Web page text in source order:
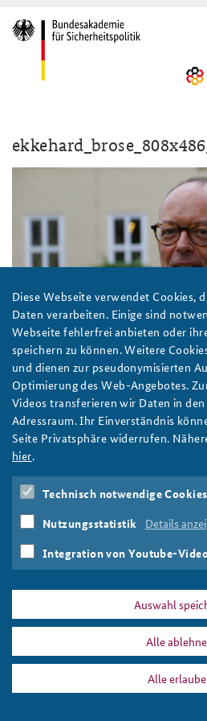
Auftrag und Organisation
Kompetenzzentrum Strategische
Team
Sicherheitspolitische
Beirat
Praktika an der BAKS
Anfahrt
Freundeskreis
10 Jahre AKJS
Seminare und Tagungen
Führungskräfteseminar für
Kernseminar für Sicherheitspolitik
Methodenseminar Strategische
Fachseminar Digitalisierung und
Fachseminar Desinformation
Deutsches Forum
Arbeitskreis "Junge
Das Sicherheitspolitische Gespräch
Studierendenkonferenz
Publikationen und Presse
#angeBAKSt: Aktuelle
Arbeitspapiere Sicherheitspolitik
Pressespiegel und Gastbeiträge
Ansprechpartner für Presse- und
Newsletter-Archiv
STUDIENPLATTFORM
Porträtfoto Ekkehard Brose
Foto: BAKS
Diese Webseite verwendet Cookies,
Daten verarbeiten. Einige sind
Webseite fehlerfrei anbieten oder
speichern zu können. Weitere
und dienen zur pseudonymisierten
Optimierung des Web-Angebotes.
Videos transferieren wir Daten in
Adressraum. Ihr Einverständnis
Seite Privatsphäre widerrufen.
hier.
Technisch notwendige Cookies
Nutzungsstatistik Details
Integration von Youtube-
Auswahl
Alle
Alle